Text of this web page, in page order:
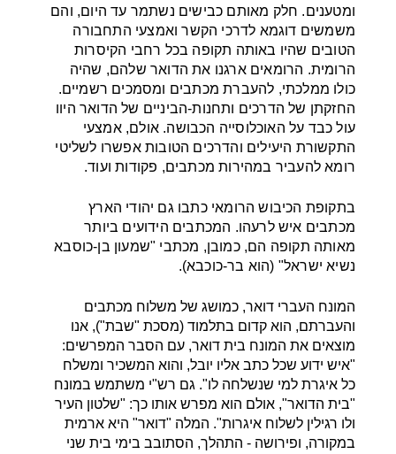
ומטענים. חלק מאותם כבישים נשתמר עד היום, והם
משמשים דוגמא לדרכי הקשר ואמצעי התחבורה
הטובים שהיו באותה תקופה בכל רחבי הקיסרות
הרומית. הרומאים ארגנו את הדואר שלהם, שהיה
כולו ממלכתי, להעברת מכתבים ומסמכים רשמיים.
החזקתן של הדרכים ותחנות-הביניים של הדואר היוו
עול כבד על האוכלוסייה הכבושה. אולם, אמצעי
התקשורת היעילים והדרכים הטובות אפשרו לשליטי
רומא להעביר במהירות מכתבים, פקודות ועוד.
בתקופת הכיבוש הרומאי כתבו גם יהודי הארץ
מכתבים איש לרעהו. המכתבים הידועים ביותר
מאותה תקופה הם, כמובן, מכתבי "שמעון בן-כוסבא
נשיא ישראל" (הוא בר-כוכבא).
המונח העברי דואר, כמושג של משלוח מכתבים
והעברתם, הוא קדום בתלמוד (מסכת "שבת"), אנו
מוצאים את המונח בית דואר, עם הסבר המפרשים:
"איש ידוע שכל כתב אליו יובל, והוא המשכיר ומשלח
כל איגרת למי שנשלחה לו". גם רש"י משתמש במונח
"בית הדואר", אולם הוא מפרש אותו כך: "שלטון העיר
ולו רגילין לשלוח איגרות". המלה "דואר" היא ארמית
במקורה, ופירושה - התהלך, הסתובב בימי בית שני